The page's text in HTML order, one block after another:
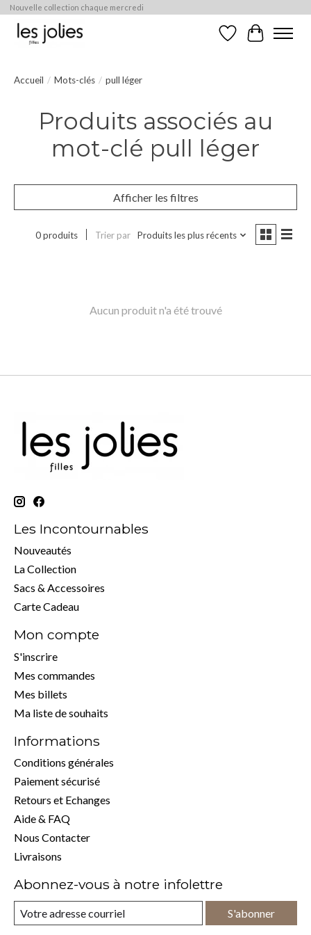
Nouvelle collection chaque mercredi
Liste de souhaits
Panier
Accueil / Mots-clés / pull léger
Produits associés au
mot-clé pull léger
Afficher les filtres
0 produits Trier par Produits les plus récents
Aucun produit n'a été trouvé
Les Incontournables
Nouveautés
La Collection
Sacs & Accessoires
Carte Cadeau
Mon compte
S'inscrire
Mes commandes
Mes billets
Ma liste de souhaits
Informations
Conditions générales
Paiement sécurisé
Retours et Echanges
Aide & FAQ
Nous Contacter
Livraisons
Abonnez-vous à notre infolettre
S'abonner